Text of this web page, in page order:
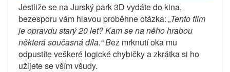
Jestliže se na Jurský park 3D vydáte do kina,
bezesporu vám hlavou proběhne otázka: „Tento film
je opravdu starý 20 let? Kam se na něho hrabou
některá současná díla.“ Bez mrknutí oka mu
odpustíte veškeré logické chybičky a zkrátka si ho
užijete se vším všudy.